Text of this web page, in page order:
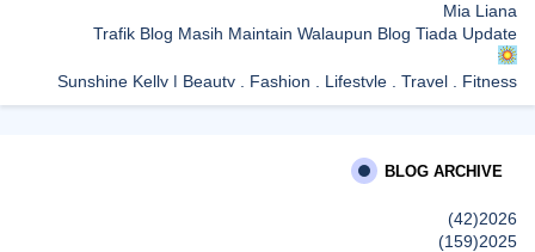
Mia Liana
Trafik Blog Masih Maintain Walaupun Blog Tiada Update
Sunshine Kelly | Beauty . Fashion . Lifestyle . Travel . Fitness
Best New Apps of 2026: 8 Fresh Downloads Worth Trying
Tried Every Cream for Your Pigmentation? Here's Why Pico Laser
إظهار الكل
BLOG ARCHIVE
2026
(42)
2025
(159)